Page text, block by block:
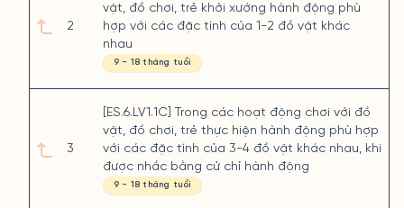
2
3
vật, đồ chơi, trẻ khởi xướng hành động phù
hợp với các đặc tính của 1-2 đồ vật khác
nhau
9 - 18 tháng tuổi
[ES.6.LV1.1C] Trong các hoạt động chơi với đồ
vật, đồ chơi, trẻ thực hiện hành động phù hợp
với các đặc tính của 3-4 đồ vật khác nhau, khi
được nhắc bằng cử chỉ hành động
9 - 18 tháng tuổi